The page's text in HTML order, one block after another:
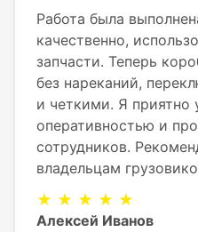
Работа была
качественно,
запчасти. Теперь
без нареканий,
и четкими. Я приятно
оперативностью и
сотрудников.
владельцам
★ ★ ★ ★ ★
Алексей Иванов